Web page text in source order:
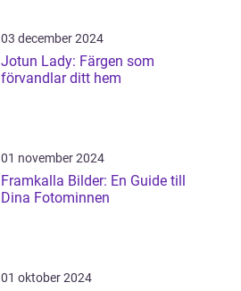
03 december 2024
Jotun Lady: Färgen som
förvandlar ditt hem
01 november 2024
Framkalla Bilder: En Guide till
Dina Fotominnen
01 oktober 2024